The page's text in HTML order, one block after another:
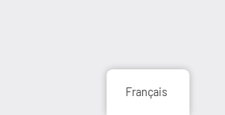
Français